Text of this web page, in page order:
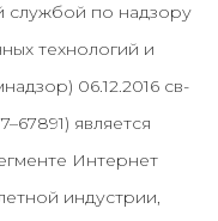
службой по надзору
технологий и
06.12.2016 св-
является
Интернет
индустрии,